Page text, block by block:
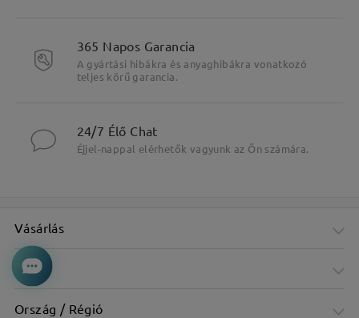
365 Napos Garancia
A gyártási hibákra és anyaghibákra vonatkozó
teljes körű garancia.
24/7 Élő Chat
Éjjel-nappal elérhetők vagyunk az Ön számára.
Vásárlás
Cég
Ország / Régió